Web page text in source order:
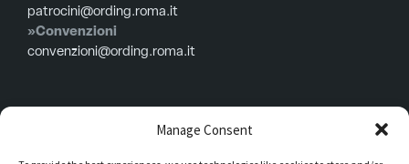
Manage Consent
patrocini@ording.roma.it
»Convenzioni
convenzioni@ording.roma.it
Menù